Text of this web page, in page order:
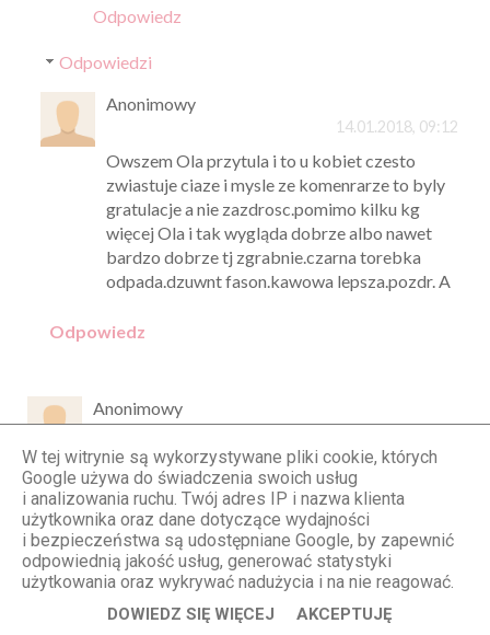
Odpowiedz
Odpowiedzi
Anonimowy
14.01.2018, 09:12
Owszem Ola przytula i to u kobiet czesto
zwiastuje ciaze i mysle ze komenrarze to byly
gratulacje a nie zazdrosc.pomimo kilku kg
więcej Ola i tak wygląda dobrze albo nawet
bardzo dobrze tj zgrabnie.czarna torebka
odpada.dzuwnt fason.kawowa lepsza.pozdr. A
Odpowiedz
Anonimowy
13.01.2018, 10:23
Klasyczna czarna 😉
Odpowiedz
Anonimowy
13.01.2018, 10:34
Brakowało mi Cię juz na blogu 😊
W tej witrynie są wykorzystywane pliki cookie, których
Google używa do świadczenia swoich usług
i analizowania ruchu. Twój adres IP i nazwa klienta
użytkownika oraz dane dotyczące wydajności
i bezpieczeństwa są udostępniane Google, by zapewnić
odpowiednią jakość usług, generować statystyki
użytkowania oraz wykrywać nadużycia i na nie reagować.
DOWIEDZ SIĘ WIĘCEJ AKCEPTUJĘ